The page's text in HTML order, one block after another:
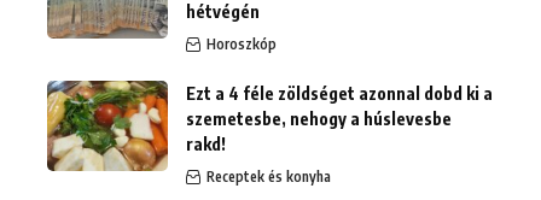
hétvégén
Horoszkóp
Ezt a 4 féle zöldséget azonnal dobd ki a
szemetesbe, nehogy a húslevesbe
rakd!
Receptek és konyha